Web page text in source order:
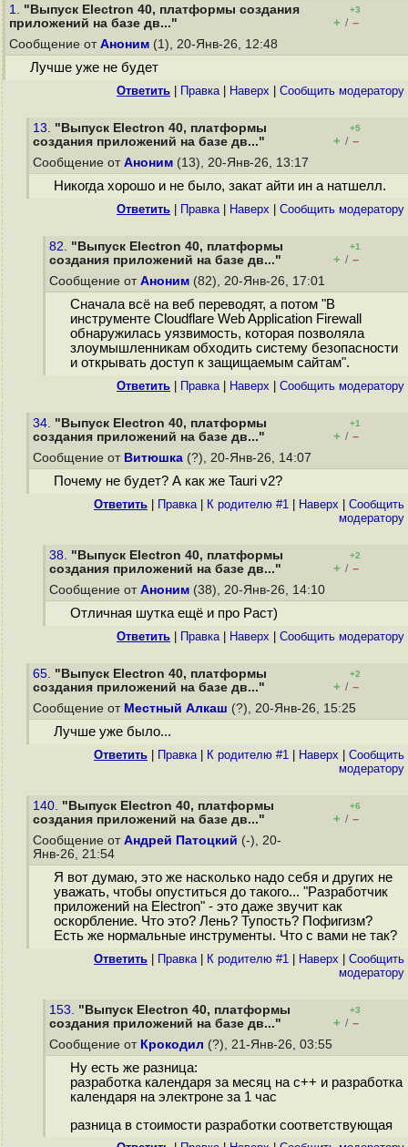
1. "Выпуск Electron 40, платформы создания
приложений на базе дв..."
+3
+ / –
Сообщение от Аноним (1), 20-Янв-26, 12:48
Лучше уже не будет
Ответить Правка| Наверх Cообщить модератору
13. "Выпуск Electron 40, платформы
создания приложений на базе дв..."
+5
+ / –
Сообщение от Аноним (13), 20-Янв-26, 13:17
Никогда хорошо и не было, закат айти ин а натшелл.
Ответить Правка| Наверх Cообщить модератору
82. "Выпуск Electron 40, платформы
создания приложений на базе дв..."
+1
+ / –
Сообщение от Аноним (82), 20-Янв-26, 17:01
Сначала всё на веб переводят, а потом "В
инструменте Cloudflare Web Application Firewall
обнаружилась уязвимость, которая позволяла
злоумышленникам обходить систему безопасности
и открывать доступ к защищаемым сайтам".
Ответить Правка| Наверх Cообщить модератору
34. "Выпуск Electron 40, платформы
создания приложений на базе дв..."
+1
+ / –
Сообщение от Витюшка (?), 20-Янв-26, 14:07
Почему не будет? А как же Tauri v2?
Ответить Правка| К родителю #1 Наверх
Cообщить
модератору
38. "Выпуск Electron 40, платформы
создания приложений на базе дв..."
+2
+ / –
Сообщение от Аноним (38), 20-Янв-26, 14:10
Отличная шутка ещё и про Раст)
Ответить Правка| Наверх Cообщить модератору
65. "Выпуск Electron 40, платформы
создания приложений на базе дв..."
+2
+ / –
Сообщение от Местный Алкаш (?), 20-Янв-26, 15:25
Лучше уже было...
Ответить Правка| К родителю #1 Наверх
Cообщить
модератору
140. "Выпуск Electron 40, платформы
создания приложений на базе дв..."
+6
+ / –
Сообщение от Андрей Патоцкий (-), 20-
Янв-26, 21:54
Я вот думаю, это же насколько надо себя и других не
уважать, чтобы опуститься до такого... "Разработчик
приложений на Electron" - это даже звучит как
оскорбление. Что это? Лень? Тупость? Пофигизм?
Есть же нормальные инструменты. Что с вами не так?
Ответить Правка| К родителю #1 Наверх
Cообщить
модератору
153. "Выпуск Electron 40, платформы
создания приложений на базе дв..."
+3
+ / –
Сообщение от Крокодил (?), 21-Янв-26, 03:55
Ну есть же разница:
разработка календаря за месяц на c++ и разработка
календаря на электроне за 1 час
разница в стоимости разработки соответствующая